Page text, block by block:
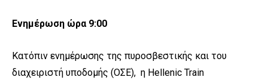
Ενημέρωση ώρα 9:00
Κατόπιν ενημέρωσης της πυροσβεστικής και του
διαχειριστή υποδομής (ΟΣΕ), η Hellenic Train